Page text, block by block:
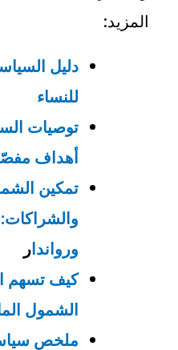
المزيد:
دليل
للنساء
توصيات
أهداف
تمكين
ورواندار
كيف تسهم
الشمول
ملخص